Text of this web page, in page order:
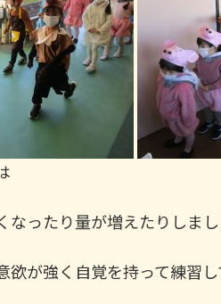
なったり量が増えたりしま
欲が強く自覚を持って練習